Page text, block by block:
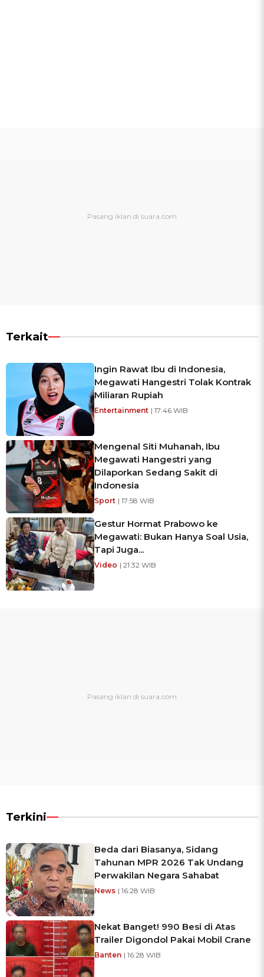
Terkait
Ingin Rawat Ibu di Indonesia,
Megawati Hangestri Tolak Kontrak
Miliaran Rupiah
Entertainment | 17:46 WIB
Mengenal Siti Muhanah, Ibu
Megawati Hangestri yang
Dilaporkan Sedang Sakit di
Indonesia
Sport | 17:58 WIB
Gestur Hormat Prabowo ke
Megawati: Bukan Hanya Soal Usia,
Tapi Juga...
Video | 21:32 WIB
Terkini
Beda dari Biasanya, Sidang
Tahunan MPR 2026 Tak Undang
Perwakilan Negara Sahabat
News | 16:28 WIB
Nekat Banget! 990 Besi di Atas
Trailer Digondol Pakai Mobil Crane
Banten | 16:28 WIB